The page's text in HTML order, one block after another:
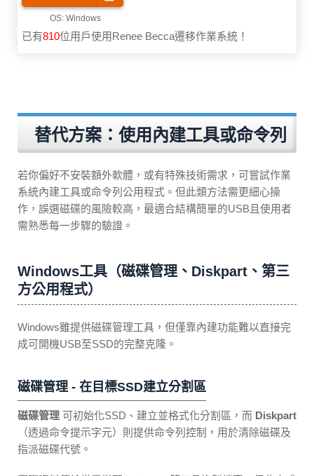
已有810位用戶使用Renee Becca遷移作業系統！
替代方案：使用內建工具或命令列
若你偏好不安裝額外軟體，或有特殊技術需求，可嘗試作業
系統內建工具或命令列公用程式。但此類方法需更細心操
作，誤選磁碟的風險較高，最適合結構簡單的USB且使用者
需熟悉每一步驟的驗證。
Windows工具（磁碟管理、Diskpart、第三
方公用程式）
Windows雖提供磁碟管理工具，但僅靠內建功能難以直接完
成可開機USB至SSD的完整克隆。
磁碟管理 - 在目標SSD建立分割區
磁碟管理 可初始化SSD、建立並格式化分割區，而 Diskpart
（透過命令提示字元）則提供命令列控制，用於清除磁碟及
指派磁碟代號。